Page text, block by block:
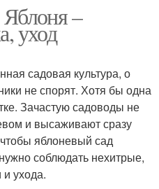
–
уход
садовая культура, о
не спорят. Хотя бы одна
Зачастую садоводы не
и высаживают сразу
яблоневый сад
соблюдать нехитрые,
ухода.